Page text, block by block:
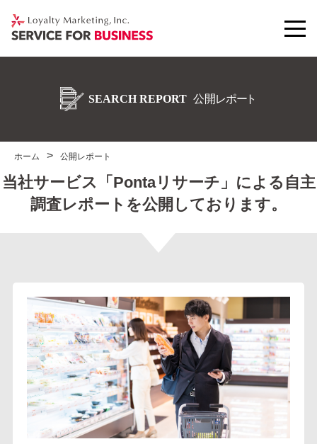
ホーム 公開レポート
当社サービス「Pontaリサーチ」による自主
調査レポートを公開しております。